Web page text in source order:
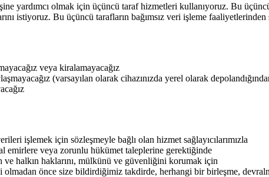
yardımcı olmak için üçüncü taraf hizmetleri kullanıyoruz. Bu
istiyoruz. Bu üçüncü tarafların bağımsız veri işleme
veya kiralamayacağız
(varsayılan olarak cihazınızda yerel olarak
işlemek için sözleşmeyle bağlı olan hizmet sağlayıcılarımızla
emirlere veya zorunlu hükümet taleplerine gerektiğinde
ve halkın haklarını, mülkünü ve güvenliğini korumak için
önce size bildirdiğimiz takdirde, herhangi bir birleşme,